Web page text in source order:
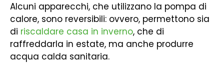
Alcuni apparecchi, che utilizzano la pompa di
calore, sono reversibili: ovvero, permettono sia
di riscaldare casa in inverno, che di
raffreddarla in estate, ma anche produrre
acqua calda sanitaria.